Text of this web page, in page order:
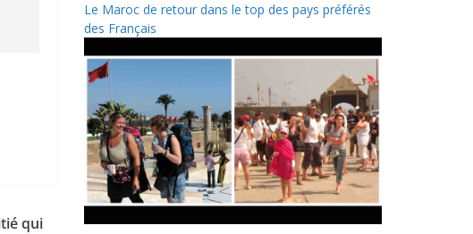
qui
Le Maroc de retour dans le top des pays préférés
des Français